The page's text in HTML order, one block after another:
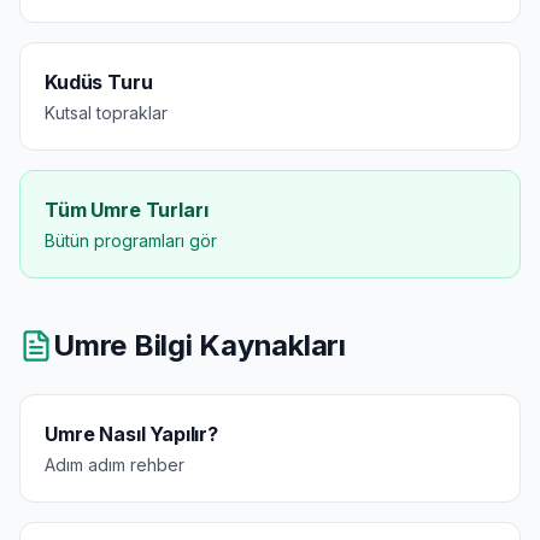
Kudüs Turu
Kutsal topraklar
Tüm Umre Turları
Bütün programları gör
Umre Bilgi Kaynakları
Umre Nasıl Yapılır?
Adım adım rehber